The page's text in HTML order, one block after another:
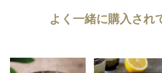
よく一緒に購入され